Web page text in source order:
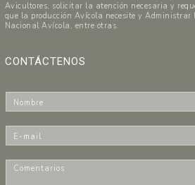
Avicultores, solicitar la atención necesaria y
que la producción Avícola necesite y Administrar
Nacional Avícola, entre otras.
CONTÁCTENOS
o
m
-
m